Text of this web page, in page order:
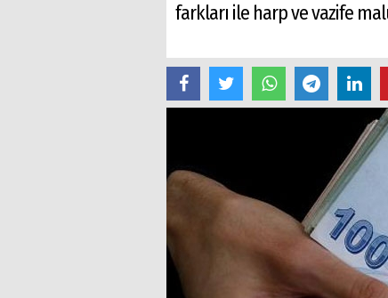
farkları ile harp ve vazife